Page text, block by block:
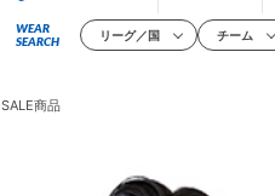
WEAR
SEARCH
リーグ／国 チーム
SALE商品